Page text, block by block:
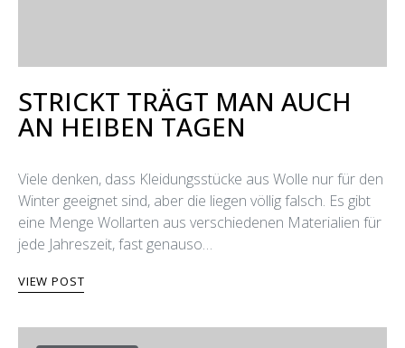
STRICKT TRÄGT MAN AUCH
AN HEIΒEN TAGEN
Viele denken, dass Kleidungsstücke aus Wolle nur für den
Winter geeignet sind, aber die liegen völlig falsch. Es gibt
eine Menge Wollarten aus verschiedenen Materialien für
jede Jahreszeit, fast genauso…
VIEW POST